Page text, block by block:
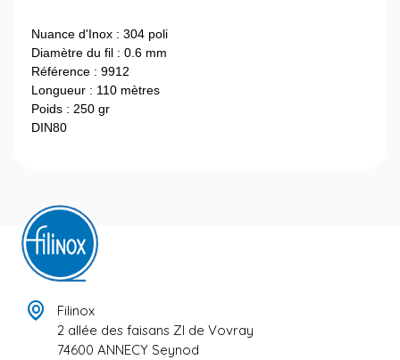
Nuance d'Inox : 304 poli
Diamètre du fil : 0.6 mm
Référence : 9912
Longueur : 110 mètres
Poids : 250 gr
DIN80
Filinox
2 allée des faisans ZI de Vovray
74600 ANNECY Seynod